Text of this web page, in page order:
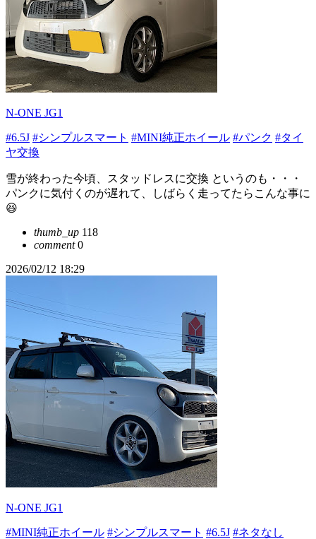
N-ONE JG1
#6.5J #シンプルスマート #MINI純正ホイール #パンク #タイ
ヤ交換
雪が終わった今頃、スタッドレスに交換 というのも・・・
パンクに気付くのが遅れて、しばらく走ってたらこんな事に
😆
thumb_up 118
comment0
2026/02/12 18:29
N-ONE JG1
#MINI純正ホイール #シンプルスマート #6.5J #ネタなし